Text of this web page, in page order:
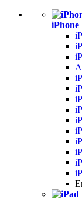
iPhone